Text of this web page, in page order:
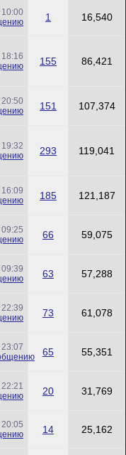
10:00
1 16,540
18:16
155 86,421
20:50
151 107,374
19:32
293 119,041
16:09
185 121,187
09:25
66 59,075
09:39
63 57,288
22:39
73 61,078
23:07
65 55,351
22:21
20 31,769
20:05
14 25,162